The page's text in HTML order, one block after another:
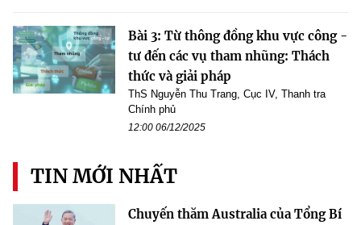
Bài 3: Từ thông đồng khu vực công -
tư đến các vụ tham nhũng: Thách
thức và giải pháp
ThS Nguyễn Thu Trang, Cục IV, Thanh tra
Chính phủ
12:00 06/12/2025
TIN MỚI NHẤT
Chuyến thăm Australia của Tổng Bí